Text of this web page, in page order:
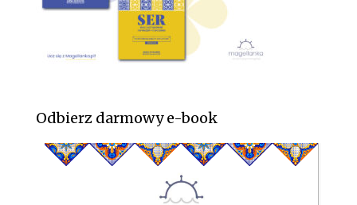
Odbierz darmowy e-book